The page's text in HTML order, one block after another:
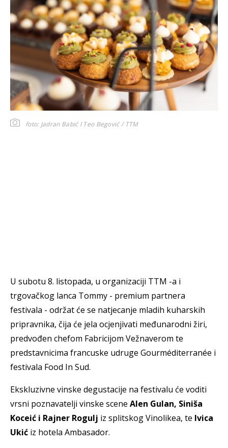
foto: Jadran Babić I Teo Begović / TTM
U subotu 8. listopada, u organizaciji TTM -a i
trgovačkog lanca Tommy - premium partnera
festivala - održat će se natjecanje mladih kuharskih
pripravnika, čija će jela ocjenjivati međunarodni žiri,
predvođen chefom Fabricijom Vežnaverom te
predstavnicima francuske udruge Gourméditerranée i
festivala Food In Sud.
Ekskluzivne vinske degustacije na festivalu će voditi
vrsni poznavatelji vinske scene Alen Gulan, Siniša
Koceić i Rajner Rogulj iz splitskog Vinolikea, te Ivica
Ukić iz hotela Ambasador.